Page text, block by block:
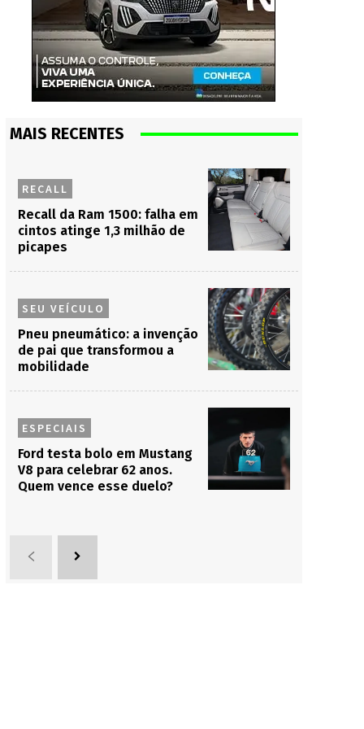
MAIS RECENTES
RECALL
Recall da Ram 1500: falha em
cintos atinge 1,3 milhão de
picapes
SEU VEÍCULO
Pneu pneumático: a invenção
de pai que transformou a
mobilidade
ESPECIAIS
Ford testa bolo em Mustang
V8 para celebrar 62 anos.
Quem vence esse duelo?